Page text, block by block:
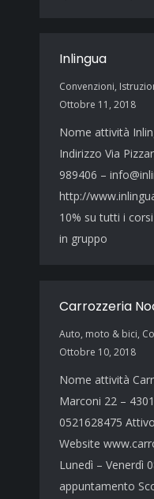
Inlingua
Convenzioni,
Ottobre 11, 2018
Nome attività
Indirizzo Via
989406 –
http://
10% su tutti i
in gruppo
Carrozzeria
Auto, moto & bici,
Ottobre 10, 2018
Nome attività
Marconi 22 –
0521628475
Website
Lunedì – Venerdì
appuntamento